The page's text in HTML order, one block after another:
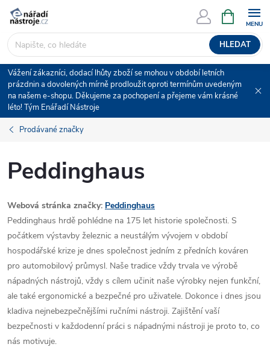
Přejít
obsah
HLEDAT
NÁKUPNÍ
KOŠÍK
Vážení zákazníci, dodací lhůty zboží se mohou v období letních
prázdnin a dovolených mírně prodloužit oproti termínům uvedeným
na našem e-shopu. Děkujeme za pochopení a přejeme vám krásné
léto! Tým Enářadí Nástroje
Prodávané značky
Peddinghaus
Webová stránka značky: Peddinghaus
Peddinghaus hrdě pohlédne na 175 let historie společnosti. S
počátkem výstavby železnic a neustálým vývojem v období
hospodářské krize je dnes společnost jedním z předních kováren
pro automobilový průmysl. Naše tradice vždy trvala ve výrobě
nápadných nástrojů, vždy s cílem učinit naše výrobky nejen funkční,
ale také ergonomické a bezpečné pro uživatele. Dokonce i dnes jsou
kladiva nejnebezpečnějšími ručními nástroji. Zajištění vaší
bezpečnosti v každodenní práci s nápadnými nástroji je proto to, co
nás motivuje.